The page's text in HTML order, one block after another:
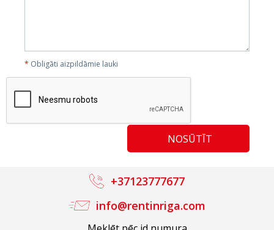
* Obligāti aizpildāmie lauki
info@rentinriga.com
+37123777677